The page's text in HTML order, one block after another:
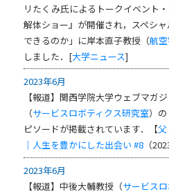
リたくみ氏によるトークイベント
解体ショー』が開催され，スペシ
できるのか」に岸本直子教授（航
しました．[大学ニュース]
2023年6月
【報道】関西学院大学ウェブマガ
（サービスロボティクス研究室）
ピソードが掲載されています．【
｜人生を豊かにした出会い #8 （
2023年6月
【報道】中後大輔教授（サービス